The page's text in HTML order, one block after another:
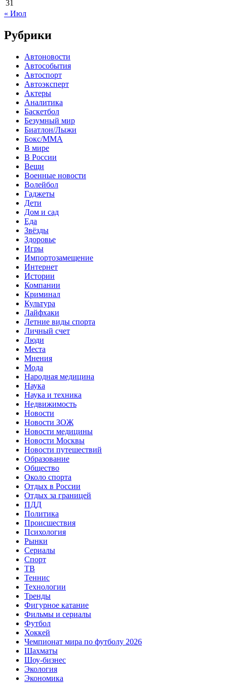
31
« Июл
Рубрики
Автоновости
Автособытия
Автоспорт
Автоэксперт
Актеры
Аналитика
Баскетбол
Безумный мир
Биатлон/Лыжи
Бокс/MMA
В мире
В России
Вещи
Военные новости
Волейбол
Гаджеты
Дети
Дом и сад
Еда
Звёзды
Здоровье
Игры
Импортозамещение
Интернет
Истории
Компании
Криминал
Культура
Лайфхаки
Летние виды спорта
Личный счет
Люди
Места
Мнения
Мода
Народная медицина
Наука
Наука и техника
Недвижимость
Новости
Новости ЗОЖ
Новости медицины
Новости Москвы
Новости путешествий
Образование
Общество
Около спорта
Отдых в России
Отдых за границей
ПДД
Политика
Происшествия
Психология
Рынки
Сериалы
Спорт
ТВ
Теннис
Технологии
Тренды
Фигурное катание
Фильмы и сериалы
Футбол
Хоккей
Чемпионат мира по футболу 2026
Шахматы
Шоу-бизнес
Экология
Экономика